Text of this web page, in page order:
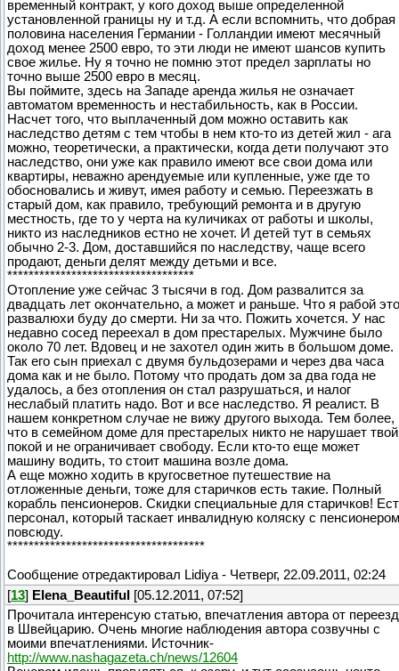
временный контракт, у кого доход выше определенной
установленной границы ну и т.д. А если вспомнить, что добрая
половина населения Германии - Голландии имеют месячный
доход менее 2500 евро, то эти люди не имеют шансов купить
свое жилье. Ну я точно не помню этот предел зарплаты но
точно выше 2500 евро в месяц.
Вы поймите, здесь на Западе аренда жилья не означает
автоматом временность и нестабильность, как в России.
Насчет того, что выплаченный дом можно оставить как
наследство детям с тем чтобы в нем кто-то из детей жил - ага
можно, теоретически, а практически, когда дети получают это
наследство, они уже как правило имеют все свои дома или
квартиры, неважно арендуемые или купленные, уже где то
обосновались и живут, имея работу и семью. Переезжать в
старый дом, как правило, требующий ремонта и в другую
местность, где то у черта на куличиках от работы и школы,
никто из наследников естно не хочет. И детей тут в семьях
обычно 2-3. Дом, доставшийся по наследству, чаще всего
продают, деньги делят между детьми и все.
***********************************
Отопление уже сейчас 3 тысячи в год. Дом развалится за
двадцать лет окончательно, а может и раньше. Что я рабой
развалюхи буду до смерти. Ни за что. Пожить хочется. У нас
недавно сосед переехал в дом престарелых. Мужчине было
около 70 лет. Вдовец и не захотел один жить в большом доме.
Так его сын приехал с двумя бульдозерами и через два часа
дома как и не было. Потому что продать дом за два года не
удалось, а без отопления он стал разрушаться, и налог
неслабый платить надо. Вот и все наследство. Я реалист. В
нашем конкретном случае не вижу другого выхода. Тем более,
что в семейном доме для престарелых никто не нарушает твой
покой и не ограничивает свободу. Если кто-то еще может
машину водить, то стоит машина возле дома.
А еще можно ходить в кругосветное путешествие на
отложенные деньги, тоже для старичков есть такие. Полный
корабль пенсионеров. Скидки специальные для старичков!
персонал, который таскает инвалидную коляску с пенсионером
повсюду.
*************************************
Сообщение отредактировал Lidiya - Четверг, 22.09.2011, 02:24
[13] Elena_Beautiful
[05.12.2011, 07:52]
Прочитала интеренсую статью, впечатления автора от
в Швейцарию. Очень многие наблюдения автора созвучны с
моими впечатлениями. Источник-
http://www.nashagazeta.ch/news/12604